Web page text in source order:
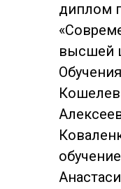
диплом
высшей